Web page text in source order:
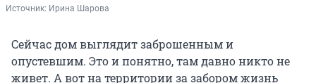
Источник: Ирина Шарова
Сейчас дом выглядит заброшенным и
опустевшим. Это и понятно, там давно никто не
живет. А вот на территории за забором жизнь